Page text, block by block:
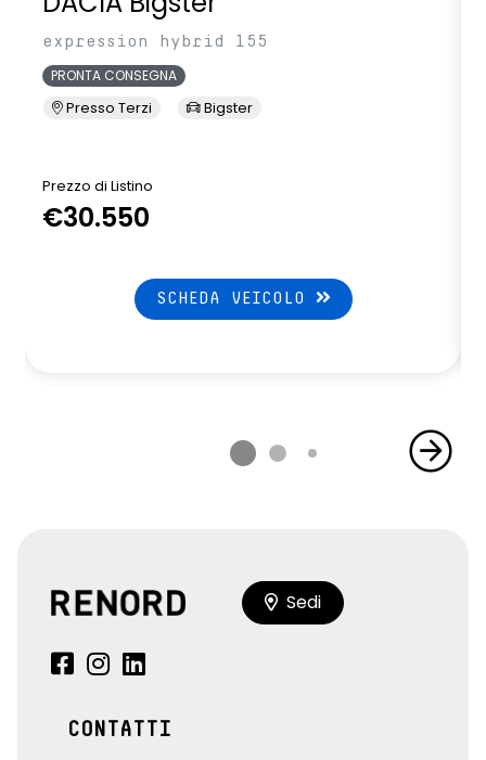
expression hybrid 155
PRONTA CONSEGNA
Presso Terzi Bigster
Prezzo di Listino
€30.550
SCHEDA VEICOLO
Sedi
CONTATTI